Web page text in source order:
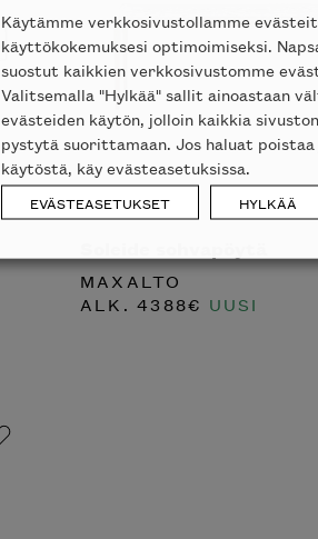
MAXALTO
ALK.4388€ UUSI
Käytämme verkkosivustollamme
käyttökokemuksesi optimoimiseksi.
suostut kaikkien verkkosivustomme
Valitsemalla "Hylkää" sallit ainoastaan
evästeiden käytön, jolloin kaikkia
pystytä suorittamaan. Jos haluat
käytöstä, käy evästeasetuksissa.
EVÄSTEASETUKSET HYLKÄÄ